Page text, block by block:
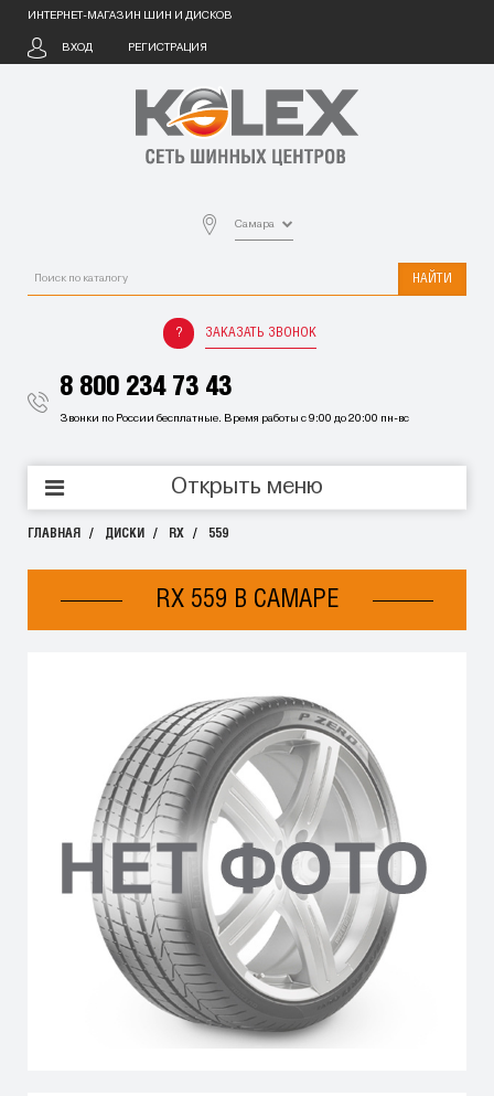
ИНТЕРНЕТ-МАГАЗИН ШИН И ДИСКОВ
ВХОД РЕГИСТРАЦИЯ
Самара
НАЙТИ
ЗАКАЗАТЬ ЗВОНОК
8 800 234 73 43
Звонки по России бесплатные. Время работы с 9:00 до 20:00 пн-вс
Открыть меню
ГЛАВНАЯ ДИСКИ RX 559
RX 559 В САМАРЕ